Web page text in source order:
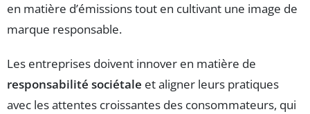
en matière d’émissions tout en cultivant une image de
marque responsable.
Les entreprises doivent innover en matière de
responsabilité sociétale et aligner leurs pratiques
avec les attentes croissantes des consommateurs, qui